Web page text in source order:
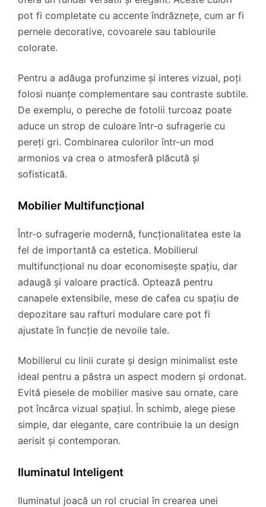
pot fi completate cu accente îndrăznețe, cum ar fi
pernele decorative, covoarele sau tablourile
colorate.
Pentru a adăuga profunzime și interes vizual, poți
folosi nuanțe complementare sau contraste subtile.
De exemplu, o pereche de fotolii turcoaz poate
aduce un strop de culoare într-o sufragerie cu
pereți gri. Combinarea culorilor într-un mod
armonios va crea o atmosferă plăcută și
sofisticată.
Mobilier Multifuncțional
Într-o sufragerie modernă, funcționalitatea este la
fel de importantă ca estetica. Mobilierul
multifuncțional nu doar economisește spațiu, dar
adaugă și valoare practică. Optează pentru
canapele extensibile, mese de cafea cu spațiu de
depozitare sau rafturi modulare care pot fi
ajustate în funcție de nevoile tale.
Mobilierul cu linii curate și design minimalist este
ideal pentru a păstra un aspect modern și ordonat.
Evită piesele de mobilier masive sau ornate, care
pot încărca vizual spațiul. În schimb, alege piese
simple, dar elegante, care contribuie la un design
aerisit și contemporan.
Iluminatul Inteligent
Iluminatul joacă un rol crucial în crearea unei